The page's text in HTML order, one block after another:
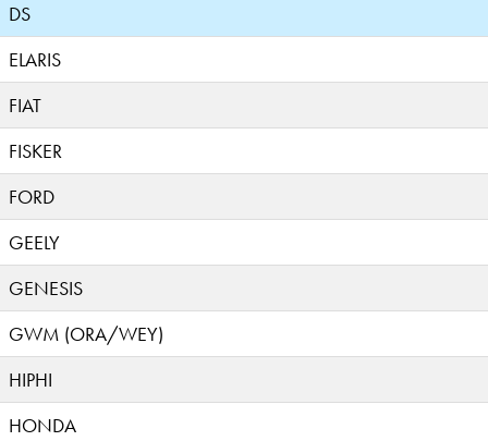
DS
ELARIS
FIAT
FISKER
FORD
GEELY
GENESIS
GWM (ORA/WEY)
HIPHI
HONDA